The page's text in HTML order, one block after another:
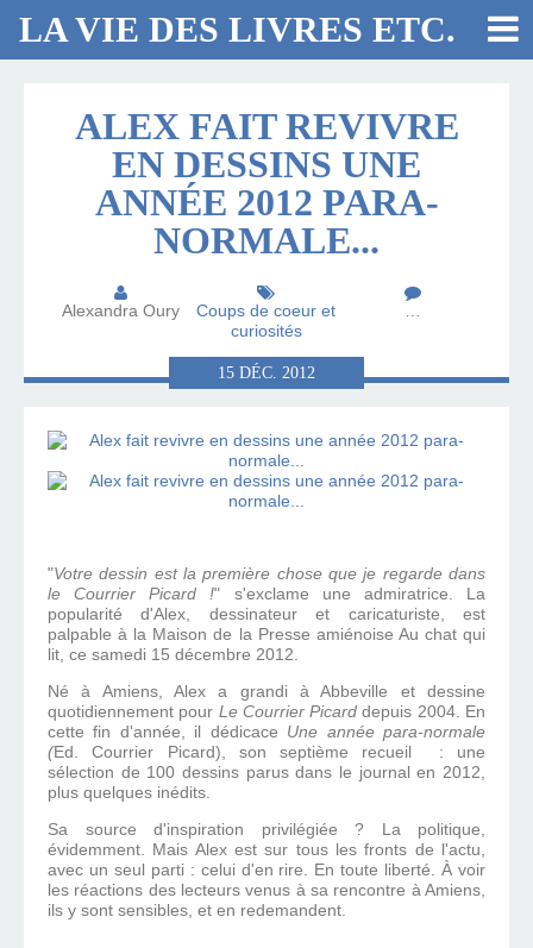
LA VIE DES LIVRES ETC.
ALEX FAIT REVIVRE
EN DESSINS UNE
ANNÉE 2012 PARA-
NORMALE...
Alexandra Oury
Coups de coeur et
curiosités
…
15 DÉC. 2012
"Votre dessin est la première chose que je regarde dans
le Courrier Picard !" s'exclame une admiratrice. La
popularité d'Alex, dessinateur et caricaturiste, est
palpable à la Maison de la Presse amiénoise Au chat qui
lit, ce samedi 15 décembre 2012.
Né à Amiens, Alex a grandi à Abbeville et dessine
quotidiennement pour Le Courrier Picard depuis 2004. En
cette fin d'année, il dédicace Une année para-normale
(Ed. Courrier Picard), son septième recueil : une
sélection de 100 dessins parus dans le journal en 2012,
plus quelques inédits.
Sa source d'inspiration privilégiée ? La politique,
évidemment. Mais Alex est sur tous les fronts de l'actu,
avec un seul parti : celui d'en rire. En toute liberté. À voir
les réactions des lecteurs venus à sa rencontre à Amiens,
ils y sont sensibles, et en redemandent.